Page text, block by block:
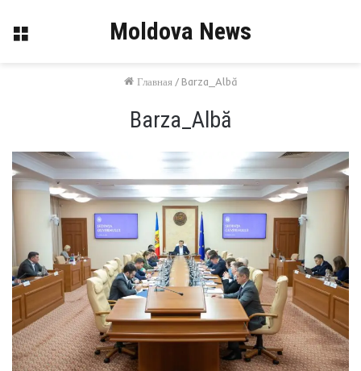
Меню Moldova News
Главная / Barza_Albă
Barza_Albă